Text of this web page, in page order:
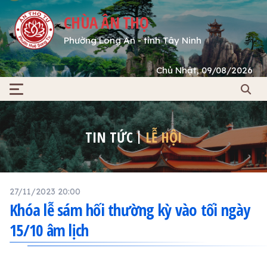
CHÙA ÂN THỌ
Phường Long An - tỉnh Tây Ninh
Chủ Nhật, 09/08/2026
TIN TỨC LỄ HỘI
27/11/2023 20:00
Khóa lễ sám hối thường kỳ vào tối ngày
15/10 âm lịch